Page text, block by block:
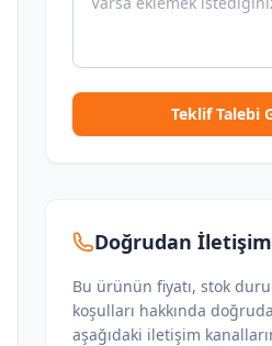
Teklif Talebi
Doğrudan İletişim
Bu ürünün fiyatı, stok
koşulları hakkında
aşağıdaki iletişim